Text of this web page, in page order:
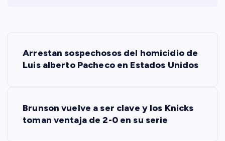
Arrestan sospechosos del homicidio de
Luis alberto Pacheco en Estados Unidos
Brunson vuelve a ser clave y los Knicks
toman ventaja de 2-0 en su serie